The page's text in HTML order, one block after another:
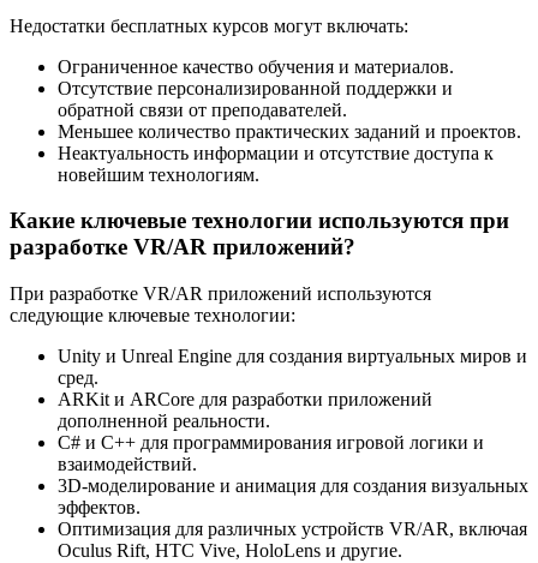
Недостатки бесплатных курсов могут включать:
Ограниченное качество обучения и материалов.
Отсутствие персонализированной поддержки и
обратной связи от преподавателей.
Меньшее количество практических заданий и проектов.
Неактуальность информации и отсутствие доступа к
новейшим технологиям.
Какие ключевые технологии используются при
разработке VR/AR приложений?
При разработке VR/AR приложений используются
следующие ключевые технологии:
Unity и Unreal Engine для создания виртуальных миров и
сред.
ARKit и ARCore для разработки приложений
дополненной реальности.
C# и C++ для программирования игровой логики и
взаимодействий.
3D-моделирование и анимация для создания визуальных
эффектов.
Оптимизация для различных устройств VR/AR, включая
Oculus Rift, HTC Vive, HoloLens и другие.